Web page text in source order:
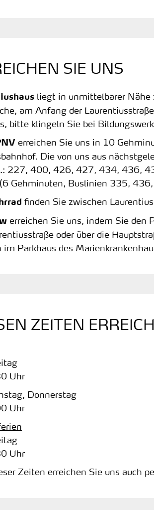
SIE UNS
liegt in unmittelbarer Nähe
am Anfang der
bitte klingeln Sie bei
erreichen Sie uns in 10
Die von uns aus
227, 400, 426, 427, 434, 436,
Gehminuten, Buslinien 335,
finden Sie zwischen
erreichen Sie uns, indem Sie den
oder über die
im Parkhaus des
ZEITEN
Uhr
Donnerstag
Uhr
Uhr
Zeiten erreichen Sie uns auch